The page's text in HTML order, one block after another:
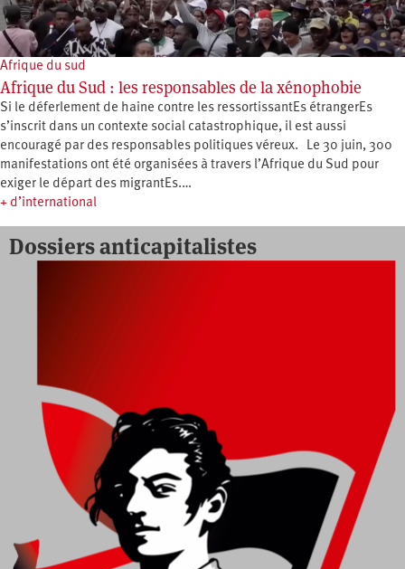
Afrique du sud
Afrique du Sud : les responsables de la xénophobie
Si le déferlement de haine contre les ressortissantEs étrangerEs
s’inscrit dans un contexte social catastrophique, il est aussi
encouragé par des responsables politiques véreux. Le 30 juin, 300
manifestations ont été organisées à travers l’Afrique du Sud pour
exiger le départ des migrantEs.…
+ d’international
Dossiers anticapitalistes